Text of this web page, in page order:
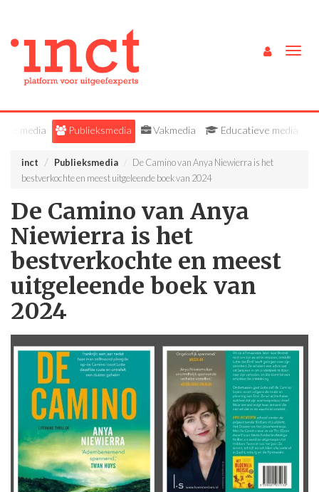
Alle media Publieksmedia Vakmedia Educatieve media
inct Publieksmedia
De Camino van Anya Niewierra is het
bestverkochte en meest uitgeleende boek van 2024
De Camino van Anya
Niewierra is het
bestverkochte en meest
uitgeleende boek van
2024